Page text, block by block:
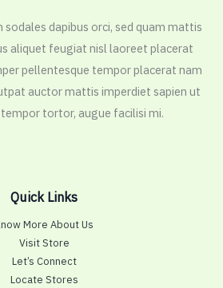
dapibus orci, sed quam mattis
aliquet feugiat nisl laoreet placerat
pellentesque tempor placerat nam
auctor mattis imperdiet sapien ut
tortor, augue facilisi mi.
Quick Links
More About Us
Visit Store
Let’s Connect
Locate Stores